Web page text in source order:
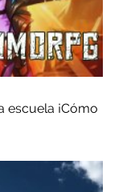
escuela ¡Cómo